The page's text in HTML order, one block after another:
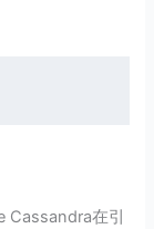
Cassandra在引